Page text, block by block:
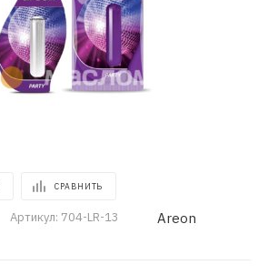
СРАВНИТЬ
Артикул: 704-LR-13 Areon